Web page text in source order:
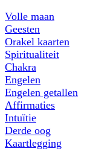
Volle maan
Geesten
Orakel kaarten
Spiritualiteit
Chakra
Engelen
Engelen getallen
Affirmaties
Intuïtie
Derde oog
Kaartlegging